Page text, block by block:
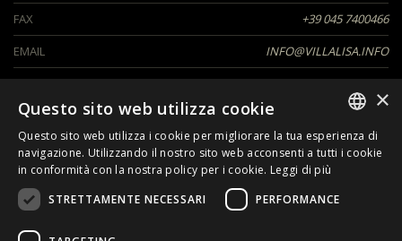
FAX
+39 045 7400466
EMAIL
INFO@VILLALISA.INFO
FOLLOW US
ITALIAN
×
Questo sito web utilizza cookie
Questo sito web utilizza i cookie per migliorare la tua esperienza di
navigazione. Utilizzando il nostro sito web acconsenti a tutti i cookie
in conformità con la nostra policy per i cookie. Leggi di più
STRETTAMENTE NECESSARI
PERFORMANCE